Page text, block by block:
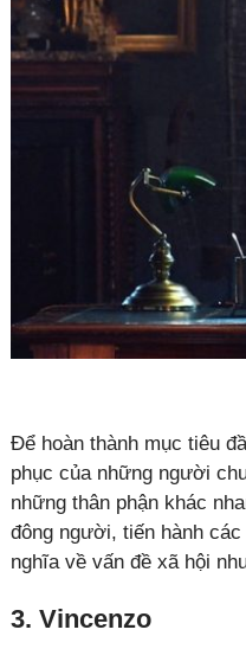
Để hoàn thành mục tiêu
phục của những người
những thân phận khác
đông người, tiến hành
nghĩa về vấn đề xã hội
3. Vincenzo